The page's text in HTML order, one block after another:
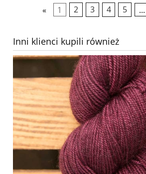
« 1 2 3 4 5 ...
Inni klienci kupili również